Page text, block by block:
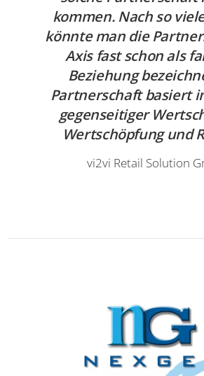
kommen. Nach so
könnte man die
Axis fast schon als
Beziehung
Partnerschaft basiert
gegenseitiger
Wertschöpfung und
vi2vi Retail Solution